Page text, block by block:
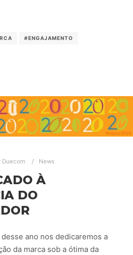
#ENGAJAMENTO
Duecom News
À
DO
ano nos dedicaremos a
da marca sob a ótima da